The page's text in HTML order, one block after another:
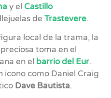
y el Castillo
de Trastevere.
local de la trama, la
toma en el
en el barrio del Eur.
icono como Daniel Craig
Dave Bautista.